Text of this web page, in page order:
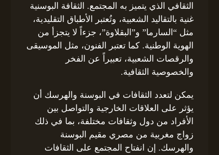
الثقافي الذي يتميز به المجتمع. الثقافة البوسنية
غنية بالتقاليد الشعبية، وتُعتبر الأطباق التقليدية،
مثل “السارما” و”البقلاوة”، جزءاً لا يتجزأ من
الهوية الوطنية. كما تعتبر الفنون، مثل الموسيقى
والرقصات الشعبية، تعبيراً عن الفخر
والخصوصية الثقافية.
يمكن لتعدد الثقافات في البوسنة والهرسك أن
يؤثر على العلاقات الخارجية والتواصل بين
الأفراد من دول وثقافات مختلفة، بما في ذلك
زواج مغربية من مصري مقيم البوسنة
والهرسك. إن انفتاح المجتمع على الثقافات